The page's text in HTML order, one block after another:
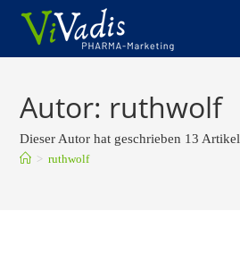
Zum
springen
Autor: ruthwolf
Dieser Autor hat geschrieben 13 Artikel
> ruthwolf